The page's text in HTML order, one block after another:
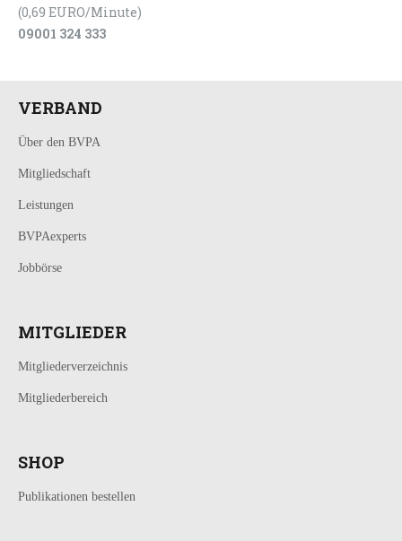
(0,69 EURO/Minute)
09001 324 333
VERBAND
Über den BVPA
Mitgliedschaft
Leistungen
BVPAexperts
Jobbörse
MITGLIEDER
Mitgliederverzeichnis
Mitgliederbereich
SHOP
Publikationen bestellen